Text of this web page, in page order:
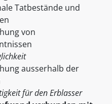
Tatbestände und
von
ausserhalb der
für den Erblasser